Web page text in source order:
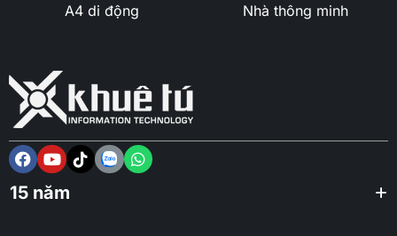
A4 di động Nhà thông minh
15 năm